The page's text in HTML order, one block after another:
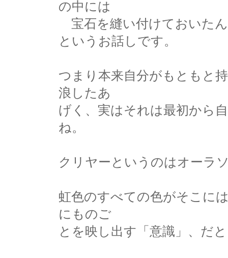
の中には
宝石を縫い付けておいた
というお話しです。
つまり本来自分がもともと
浪したあ
げく、実はそれは最初から
ね。
クリヤーというのはオーラ
虹色のすべての色がそこに
にものご
とを映し出す「意識」、だ